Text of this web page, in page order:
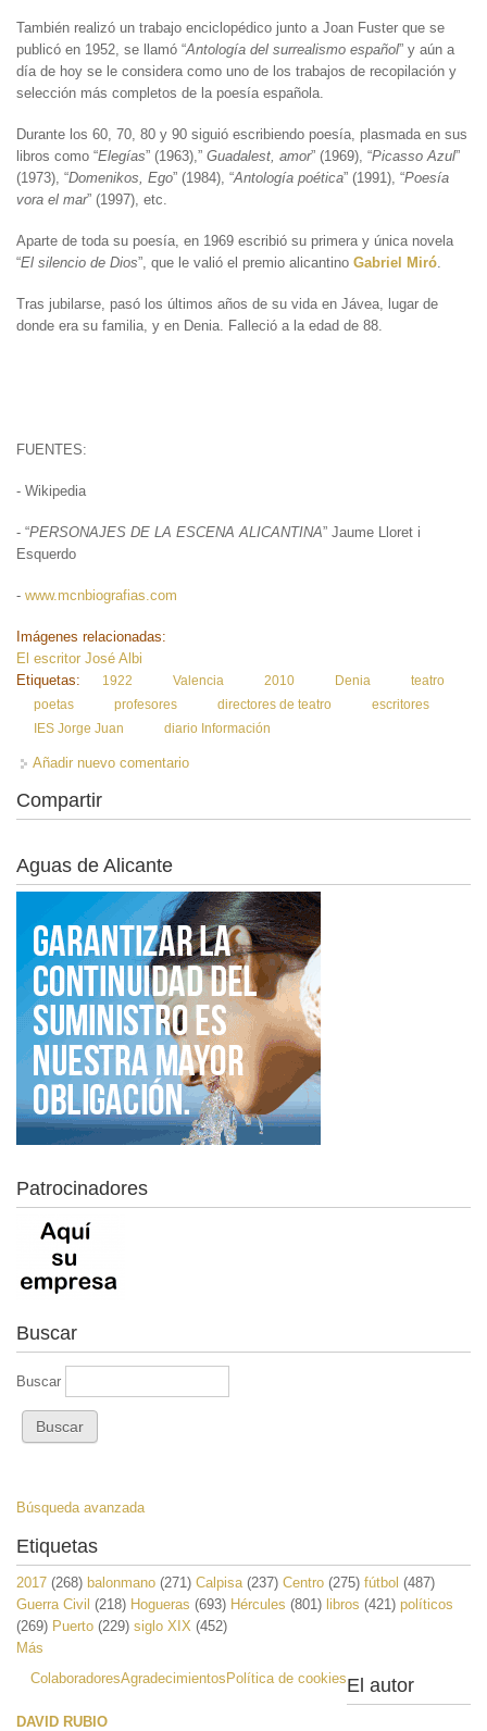
También realizó un trabajo enciclopédico junto a Joan Fuster que se
publicó en 1952, se llamó “Antología del surrealismo español” y aún a
día de hoy se le considera como uno de los trabajos de recopilación y
selección más completos de la poesía española.
Durante los 60, 70, 80 y 90 siguió escribiendo poesía, plasmada en sus
libros como “Elegías” (1963),” Guadalest, amor” (1969), “Picasso Azul”
(1973), “Domenikos, Ego” (1984), “Antología poética” (1991), “Poesía
vora el mar” (1997), etc.
Aparte de toda su poesía, en 1969 escribió su primera y única novela
“El silencio de Dios”, que le valió el premio alicantino Gabriel Miró
Tras jubilarse, pasó los últimos años de su vida en Jávea, lugar de
donde era su familia, y en Denia. Falleció a la edad de 88.
FUENTES:
- Wikipedia
- “PERSONAJES DE LA ESCENA ALICANTINA” Jaume Lloret i
Esquerdo
- www.mcnbiografias.com
Imágenes relacionadas:
El escritor José Albi
Etiquetas:
1922 Valencia 2010 Denia
teatro
poetas
profesores directores de teatro
escritores
IES Jorge Juan
diario Información
Añadir nuevo comentario
Compartir
Aguas de Alicante
Patrocinadores
Buscar
Buscar
Búsqueda avanzada
Etiquetas
2017 (268) balonmano (271) Calpisa (237) Centro (275) fútbol (487)
Guerra Civil (218) Hogueras (693) Hércules (801) libros (421) políticos
(269) Puerto (229) siglo XIX (452)
Más
ColaboradoresAgradecimientos Política de cookiesEl autor
DAVID RUBIO